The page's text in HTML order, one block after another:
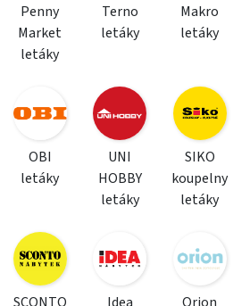
Penny
Market
letáky
Terno
letáky
Makro
letáky
OBI
letáky
UNI
HOBBY
letáky
SIKO
koupelny
letáky